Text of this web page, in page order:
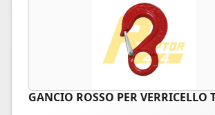
GANCIO ROSSO PER VERRICELLO